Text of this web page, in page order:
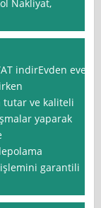
Nakliyat,
indirEvden eve
ve kaliteli
yaparak
işlemini garantili